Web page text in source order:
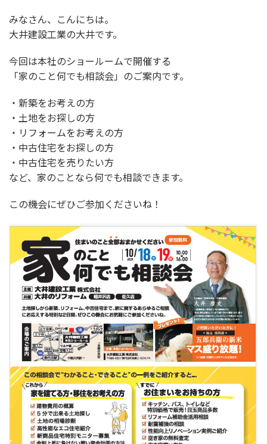
みなさん、こんにちは。
大井建設工業の大井です。
今回は本社のショールームで開催する
「家のこと何でも相談会」のご案内です。
・新築をお考えの方
・土地をお探しの方
・リフォームをお考えの方
・中古住宅をお探しの方
・中古住宅を売りたい方
など、家のことなら何でも相談できます。
この機会にぜひご参加くださいね！